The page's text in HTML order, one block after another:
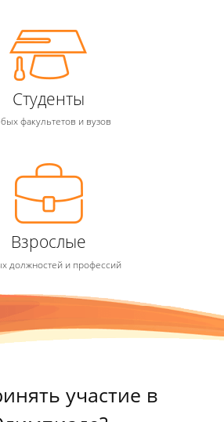
Студенты
факультетов и вузов
Взрослые
должностей и профессий
участие в